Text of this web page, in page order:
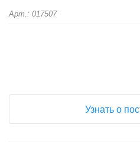
Арт.: 017507
Узнать о